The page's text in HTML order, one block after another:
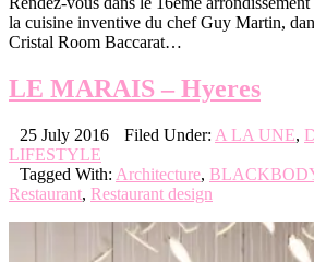
la cuisine inventive du chef Guy Martin,
Cristal Room Baccarat…
LE MARAIS – Hyeres
25 July 2016 Filed Under: A LA UNE,
LIFESTYLE
Tagged With: Architecture,
Restaurant, Restaurant design